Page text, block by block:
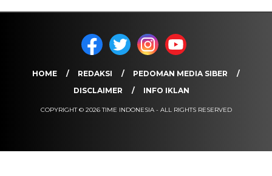
HOME REDAKSI
PEDOMAN MEDIA SIBER
DISCLAIMER
INFO IKLAN
COPYRIGHT © 2026 TIME INDONESIA - ALL RIGHTS RESERVED